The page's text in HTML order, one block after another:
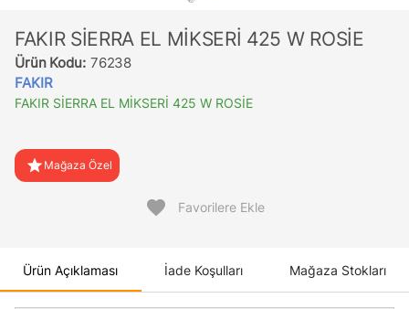
FAKIR SİERRA EL MİKSERİ 425 W ROSİE
Ürün Kodu: 76238
FAKIR
FAKIR SİERRA EL MİKSERİ 425 W ROSİE
star Mağaza Özel
favorite Favorilere Ekle
Ürün Açıklaması İade Koşulları Mağaza Stokları